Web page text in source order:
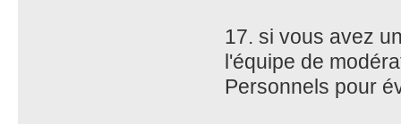
17. si vous avez
l'équipe de
Personnels pour